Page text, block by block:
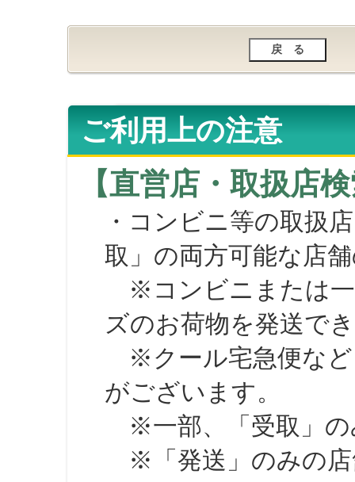
ご利用上の注意
【直営店・取扱店
・コンビニ等の取扱
取」の両方可能な店
※コンビニまたは一
ズのお荷物を発送で
※クール宅急便など
がございます。
※一部、「受取」の
※「発送」のみの店